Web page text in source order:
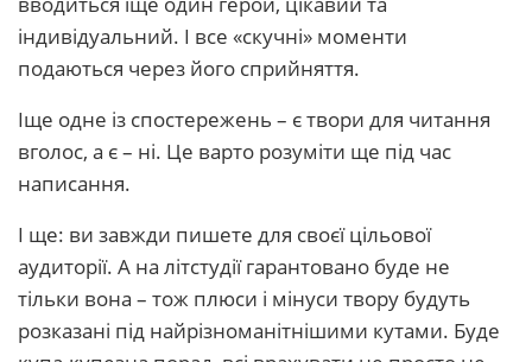
індивідуальний. І все «скучні» моменти
подаються через його сприйняття.
Іще одне із спостережень – є твори для читання
вголос, а є – ні. Це варто розуміти ще під час
написання.
І ще: ви завжди пишете для своєї цільової
аудиторії. А на літстудії гарантовано буде не
тільки вона – тож плюси і мінуси твору будуть
розказані під найрізноманітнішими кутами. Буде